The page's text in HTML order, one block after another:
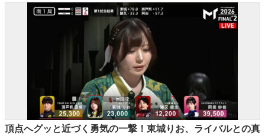
頂点へグッと近づく勇気の一撃！東城りお、ライバルとの真